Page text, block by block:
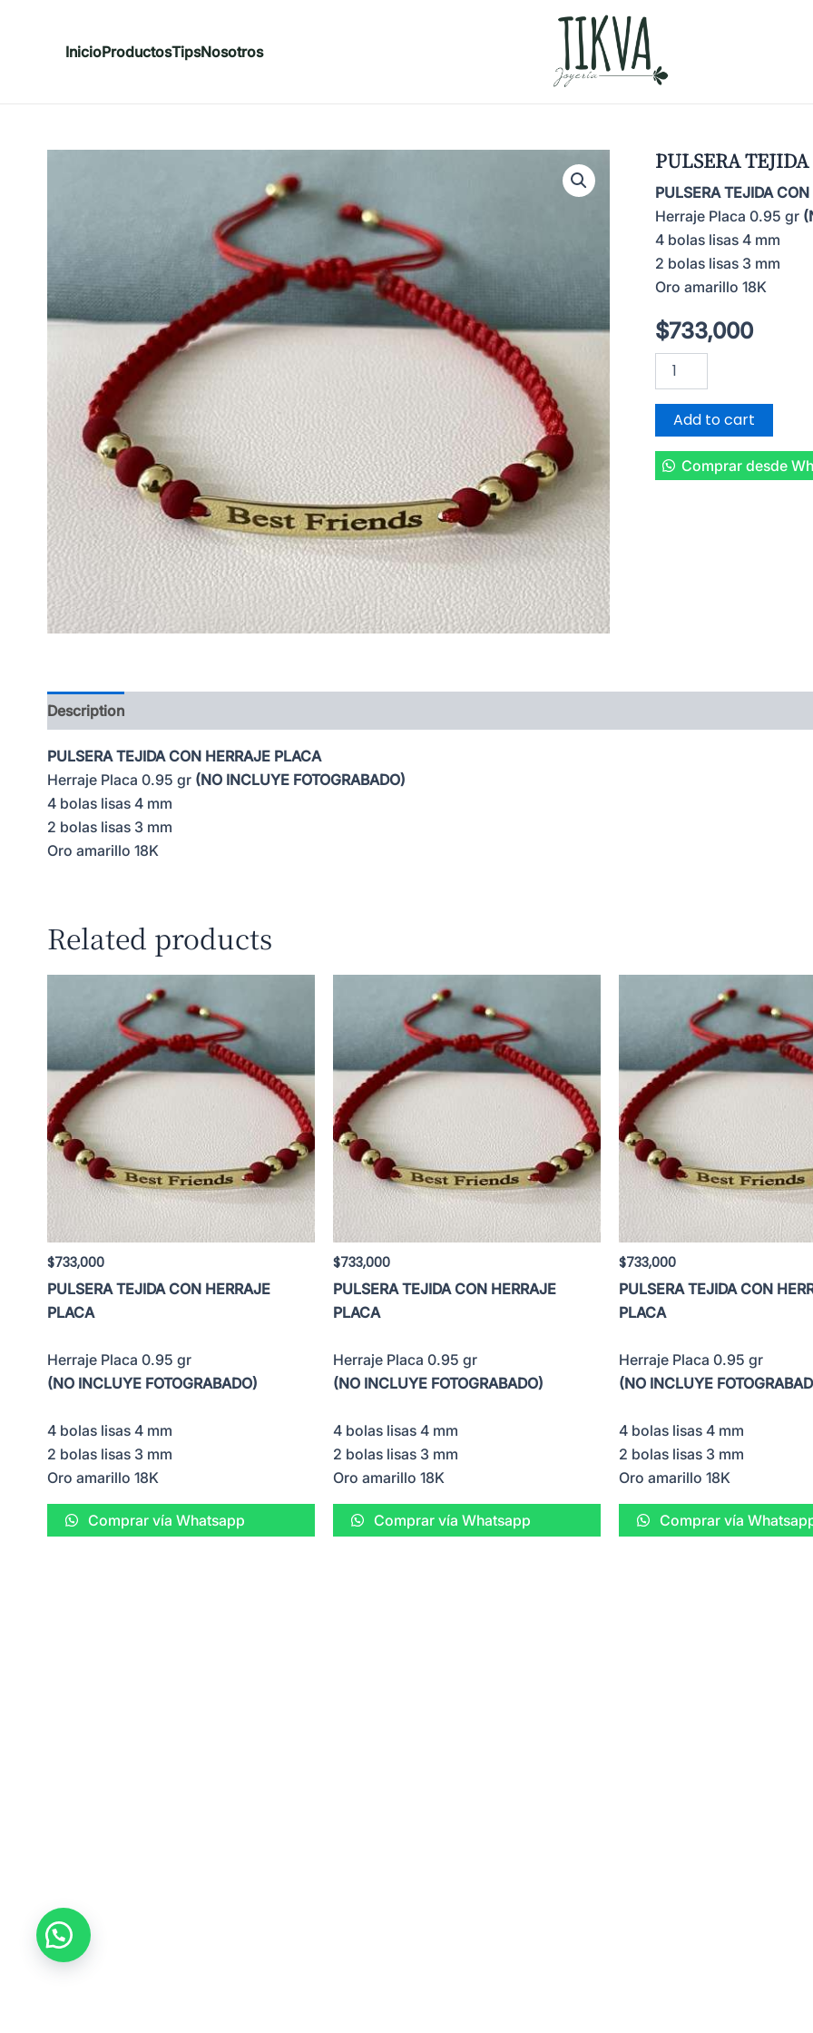
InicioProductosTipsNosotros
PULSERA
PULSERA TEJIDA
Herraje Placa 0.95 gr
4 bolas lisas 4 mm
2 bolas lisas 3 mm
Oro amarillo 18K
$733,000
PULSERA
TEJIDA
HERRAJE
PLACA
quantity
Add to cart
Comprar desde
Description
PULSERA TEJIDA CON HERRAJE PLACA
Herraje Placa 0.95 gr (NO INCLUYE FOTOGRABADO)
4 bolas lisas 4 mm
2 bolas lisas 3 mm
Oro amarillo 18K
Related products
$733,000
PULSERA TEJIDA CON HERRAJE
PLACA
Herraje Placa 0.95 gr
(NO INCLUYE FOTOGRABADO)
4 bolas lisas 4 mm
2 bolas lisas 3 mm
Oro amarillo 18K
Comprar vía Whatsapp
$733,000
PULSERA TEJIDA CON HERRAJE
PLACA
Herraje Placa 0.95 gr
(NO INCLUYE FOTOGRABADO)
4 bolas lisas 4 mm
2 bolas lisas 3 mm
Oro amarillo 18K
Comprar vía Whatsapp
$733,000
PULSERA TEJIDA CON
PLACA
Herraje Placa 0.95 gr
(NO INCLUYE
4 bolas lisas 4 mm
2 bolas lisas 3 mm
Oro amarillo 18K
Comprar vía